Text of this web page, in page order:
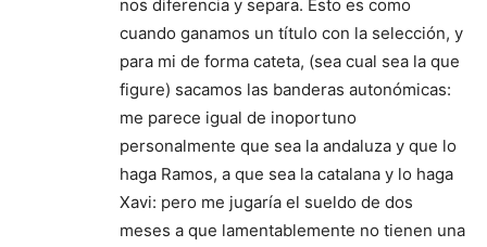
nos diferencia y separa. Esto es como
cuando ganamos un título con la selección, y
para mi de forma cateta, (sea cual sea la que
figure) sacamos las banderas autonómicas:
me parece igual de inoportuno
personalmente que sea la andaluza y que lo
haga Ramos, a que sea la catalana y lo haga
Xavi: pero me jugaría el sueldo de dos
meses a que lamentablemente no tienen una